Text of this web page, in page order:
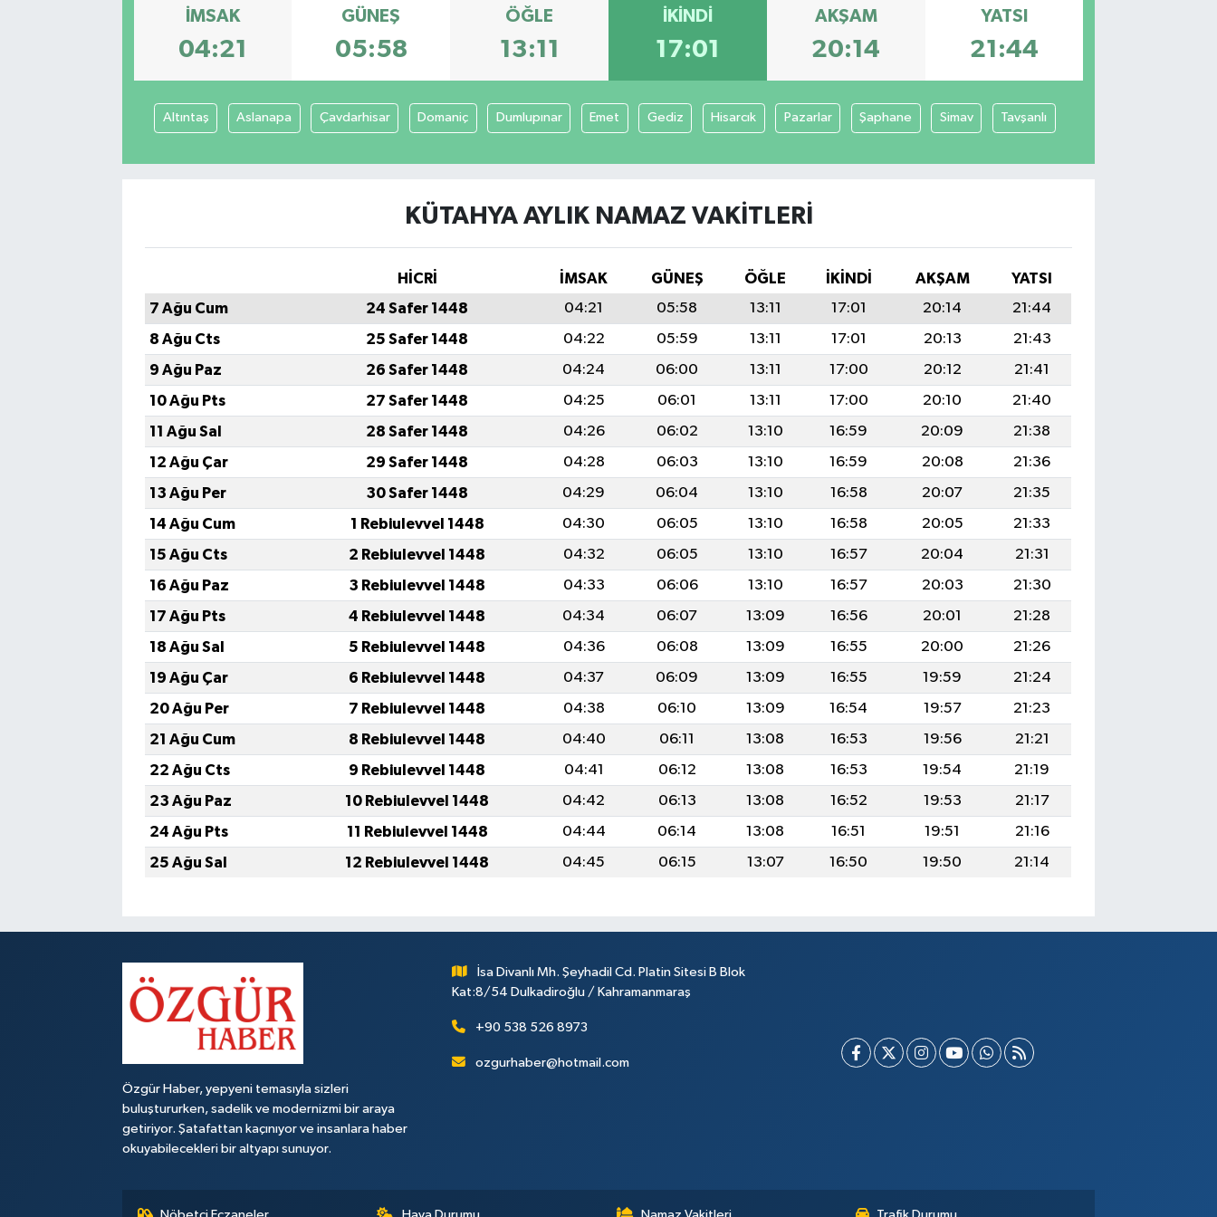
İMSAK
04:21
GÜNEŞ
05:58
ÖĞLE
13:11
İKINDI
17:01
AKŞAM
20:14
YATSI
21:44
Altıntaş Aslanapa Çavdarhisar Domaniç Dumlupınar Emet Gediz Hisarcık Pazarlar Şaphane Simav Tavşanlı
KÜTAHYA AYLIK NAMAZ VAKITLERI
HİCRİ İMSAK GÜNEŞ ÖĞLE İKINDI AKŞAM
YATSI
7 Ağu Cum
24 Safer 1448 04:21 05:58 13:11 17:01 20:14
21:44
8 Ağu Cts
25 Safer 1448 04:22 05:59 13:11 17:01 20:13
21:43
9 Ağu Paz
26 Safer 1448 04:24 06:00 13:11 17:00 20:12
21:41
10 Ağu Pts
27 Safer 1448 04:25 06:01 13:11 17:00 20:10
21:40
11 Ağu Sal
28 Safer 1448 04:26 06:02 13:10 16:59 20:09
21:38
12 Ağu Çar
29 Safer 1448 04:28 06:03 13:10 16:59 20:08
21:36
13 Ağu Per
30 Safer 1448 04:29 06:04 13:10 16:58 20:07
21:35
14 Ağu Cum
1 Rebiulevvel 1448 04:30 06:05 13:10 16:58 20:05
21:33
15 Ağu Cts
2 Rebiulevvel 1448 04:32 06:05 13:10 16:57 20:04
21:31
16 Ağu Paz
3 Rebiulevvel 1448 04:33 06:06 13:10 16:57 20:03
21:30
17 Ağu Pts
4 Rebiulevvel 1448 04:34 06:07 13:09 16:56 20:01
21:28
18 Ağu Sal
5 Rebiulevvel 1448 04:36 06:08 13:09 16:55 20:00
21:26
19 Ağu Çar
6 Rebiulevvel 1448 04:37 06:09 13:09 16:55 19:59
21:24
20 Ağu Per
7 Rebiulevvel 1448 04:38 06:10 13:09 16:54 19:57
21:23
21 Ağu Cum
8 Rebiulevvel 1448 04:40 06:11 13:08 16:53 19:56
21:21
22 Ağu Cts
9 Rebiulevvel 1448 04:41 06:12 13:08 16:53 19:54
21:19
23 Ağu Paz
10 Rebiulevvel 1448 04:42 06:13 13:08 16:52 19:53
21:17
24 Ağu Pts
11 Rebiulevvel 1448 04:44 06:14 13:08 16:51 19:51
21:16
25 Ağu Sal
12 Rebiulevvel 1448 04:45 06:15 13:07 16:50 19:50 21:14
Özgür Haber, yepyeni temasıyla sizleri
buluştururken, sadelik ve modernizmi bir araya
getiriyor. Şatafattan kaçınıyor ve insanlara haber
okuyabilecekleri bir altyapı sunuyor.
İsa Divanlı Mh. Şeyhadil Cd. Platin Sitesi B Blok
Kat:8/54 Dulkadiroğlu / Kahramanmaraş
+90 538 526 8973
ozgurhaber@hotmail.com
Tarih - Kültür - Sanat - Turizm